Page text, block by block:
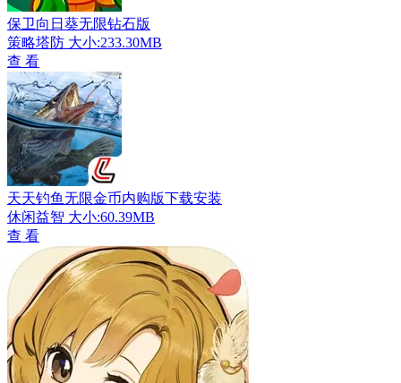
保卫向日葵无限钻石版
策略塔防 大小:233.30MB
查 看
天天钓鱼无限金币内购版下载安装
休闲益智 大小:60.39MB
查 看